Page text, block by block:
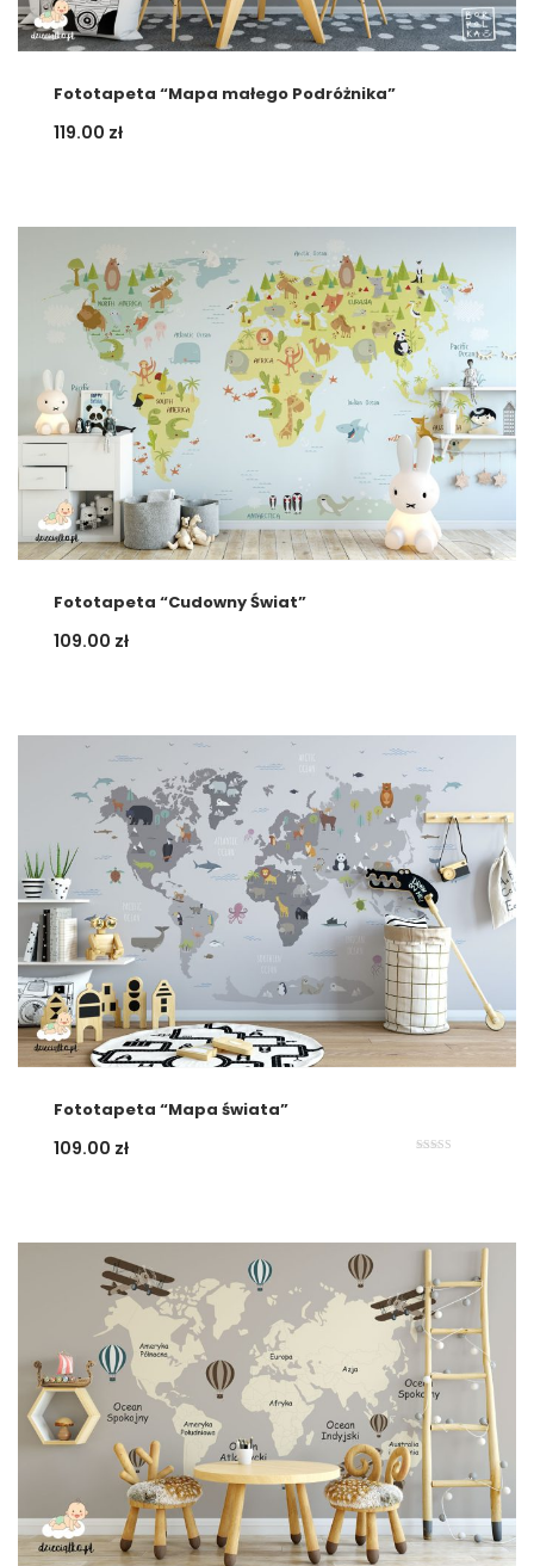
Fototapeta “Mapa małego Podróżnika”
119.00 zł
Fototapeta “Cudowny Świat”
109.00 zł
Fototapeta “Mapa świata”
109.00 zł